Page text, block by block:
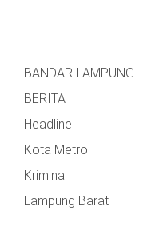
BANDAR LAMPUNG
BERITA
Headline
Kota Metro
Kriminal
Lampung Barat